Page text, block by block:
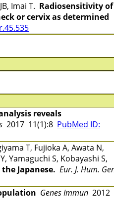
Imai T. Radiosensitivity of
or cervix as determined
reveals
2017 11(1):8 PubMed ID:
T, Fujioka A, Awata N,
Yamaguchi S, Kobayashi S,
Japanese. Eur. J. Hum.
Genes Immun 2012